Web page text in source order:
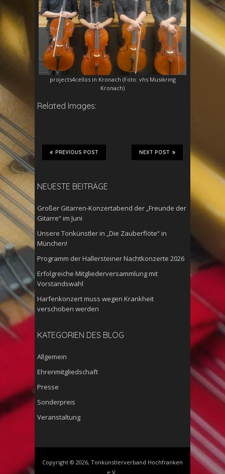
projects4cellos in Kronach (Foto: vhs Musikring
Kronach)
Related Images:
NEXT POST
PREVIOUS POST
NEUESTE BEITRÄGE
Großer Gitarren-Konzertabend der „Freunde der
Gitarre“ im Juni
Unsere Tonkünstler in „Die Zauberflöte“ in
München!
Programm der Hallersteiner Nachtkonzerte 2026
Erfolgreiche Mitgliederversammlung mit
Vorstandswahl
Harfenkonzert muss wegen Krankheit
verschoben werden
KATEGORIEN DES BLOG
Allgemein
Ehrenmitgliedschaft
Presse
Sonderpreis
Veranstaltung
Copyright © 2026, Tonkünstlerverband Hochfranken
e.V..